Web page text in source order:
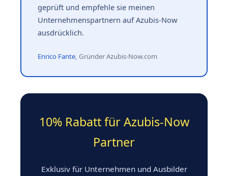
geprüft und empfehle sie meinen
Unternehmenspartnern auf Azubis-Now
ausdrücklich.
Enrico Fante, Gründer Azubis-Now.com
10% Rabatt für Azubis-Now
Partner
Exklusiv für Unternehmen und Ausbilder